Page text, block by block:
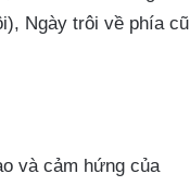
Ngày trôi về phía cũ
và cảm hứng của